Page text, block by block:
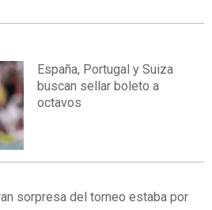
España, Portugal y Suiza
buscan sellar boleto a
octavos
sorpresa del torneo estaba por